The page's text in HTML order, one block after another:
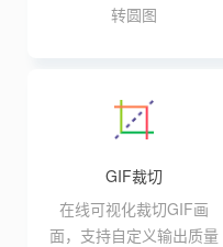
转圆图
GIF裁切
在线可视化裁切GIF画
面，支持自定义输出质量